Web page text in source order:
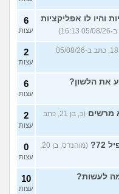
1
עצות
3
עצות
2
עצות
9
עצות
3
עצות
עצות
והיו לו אפליקציות
6
עצות
(בן אדם, בן 18, כתב ב-05/08/26
2
עצות
את הלשון? 6
עצות
מרשים
(כ, בן 21, כתב
2
עצות
(מוהנדס, בן 20,
0
עצות
לעשות? 10
עצות